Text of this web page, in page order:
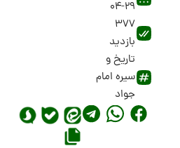
04-29
377
بازدید
تاریخ و
سیره امام
جواد